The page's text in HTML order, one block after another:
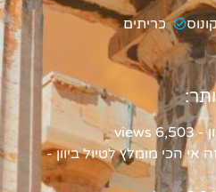
כריתים
- 6,503 views
הכי מומלץ לטיול ביוון-